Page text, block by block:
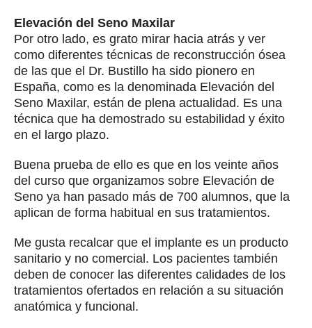
Elevación del Seno Maxilar
Por otro lado, es grato mirar hacia atrás y ver
como diferentes técnicas de reconstrucción ósea
de las que el Dr. Bustillo ha sido pionero en
España, como es la denominada Elevación del
Seno Maxilar, están de plena actualidad. Es una
técnica que ha demostrado su estabilidad y éxito
en el largo plazo.
Buena prueba de ello es que en los veinte años
del curso que organizamos sobre Elevación de
Seno ya han pasado más de 700 alumnos, que la
aplican de forma habitual en sus tratamientos.
Me gusta recalcar que el implante es un producto
sanitario y no comercial. Los pacientes también
deben de conocer las diferentes calidades de los
tratamientos ofertados en relación a su situación
anatómica y funcional.